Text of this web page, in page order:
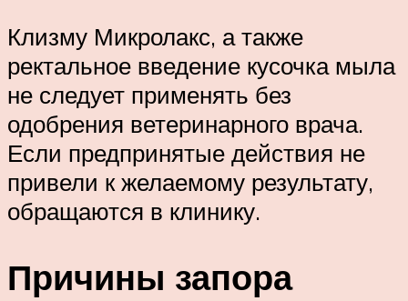
Клизму Микролакс, а также
ректальное введение кусочка мыла
не следует применять без
одобрения ветеринарного врача.
Если предпринятые действия не
привели к желаемому результату,
обращаются в клинику.
Причины запора